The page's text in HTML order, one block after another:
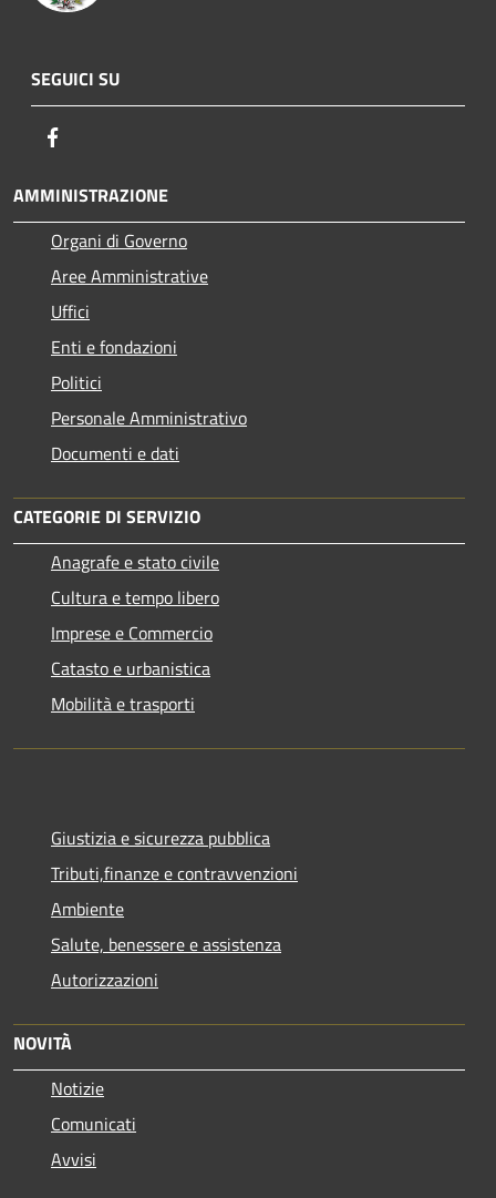
SEGUICI SU
AMMINISTRAZIONE
Organi di Governo
Aree Amministrative
Uffici
Enti e fondazioni
Politici
Personale Amministrativo
Documenti e dati
CATEGORIE DI SERVIZIO
Anagrafe e stato civile
Cultura e tempo libero
Imprese e Commercio
Catasto e urbanistica
Mobilità e trasporti
Giustizia e sicurezza pubblica
Tributi,finanze e contravvenzioni
Ambiente
Salute, benessere e assistenza
Autorizzazioni
NOVITÀ
Notizie
Comunicati
Avvisi